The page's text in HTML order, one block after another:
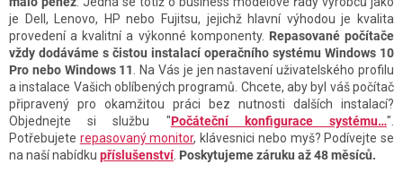
je Dell, Lenovo, HP nebo Fujitsu, jejichž hlavní výhodou je kvalita
provedení a kvalitní a výkonné komponenty. Repasované počítače
vždy dodáváme s čistou instalací operačního systému Windows 10
Pro nebo Windows 11
. Na Vás je jen nastavení uživatelského profilu
a instalace Vašich oblíbených programů. Chcete, aby byl váš počítač
připravený pro okamžitou práci bez nutnosti dalších instalací?
Objednejte si službu "Počáteční konfigurace systému…".
Potřebujete repasovaný monitor, klávesnici nebo myš? Podívejte se
na naší nabídku příslušenství. Poskytujeme záruku až 48 měsíců.